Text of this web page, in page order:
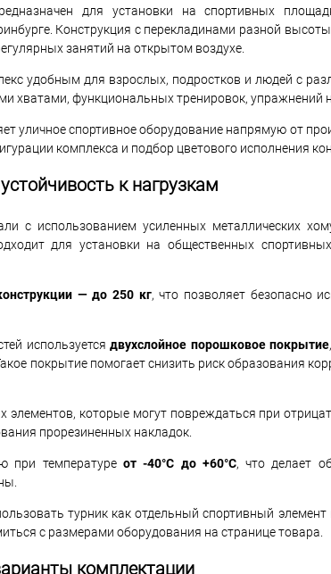
для установки на спортивных
Конструкция с перекладинами разной
занятий на открытом воздухе.
удобным для взрослых, подростков и людей с
хватами, функциональных тренировок, упражнений
уличное спортивное оборудование напрямую от
комплекса и подбор цветового исполнения
к нагрузкам
с использованием усиленных металлических
для установки на общественных
— до 250 кг, что позволяет безопасно
используетсядвухслойное порошковое покрытие
покрытие помогает снизить риск образования
элементов, которые могут повреждаться при
прорезиненных накладок.
при температуре от -40°C до +60°C, что делает
турник как отдельный спортивный
с размерами оборудования на странице товара.
комплектации